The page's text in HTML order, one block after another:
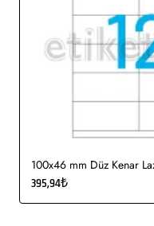
çizimdir. Gerçek
100x46 mm Düz Kenar
395,94₺